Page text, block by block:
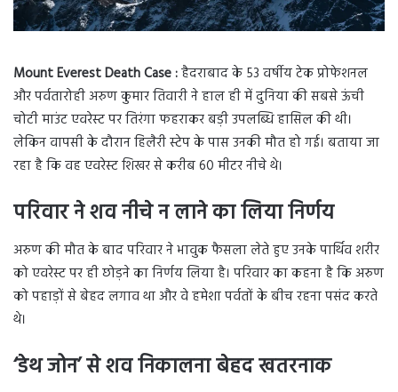
Mount Everest Death Case :हैदराबाद के 53 वर्षीय टेक प्रोफेशनल
और पर्वतारोही अरुण कुमार तिवारी ने हाल ही में दुनिया की सबसे ऊंची
चोटी माउंट एवरेस्ट पर तिरंगा फहराकर बड़ी उपलब्धि हासिल की थी।
लेकिन वापसी के दौरान हिलैरी स्टेप के पास उनकी मौत हो गई। बताया जा
रहा है कि वह एवरेस्ट शिखर से करीब 60 मीटर नीचे थे।
परिवार ने शव नीचे न लाने का लिया निर्णय
अरुण की मौत के बाद परिवार ने भावुक फैसला लेते हुए उनके पार्थिव शरीर
को एवरेस्ट पर ही छोड़ने का निर्णय लिया है। परिवार का कहना है कि अरुण
को पहाड़ों से बेहद लगाव था और वे हमेशा पर्वतों के बीच रहना पसंद करते
थे।
‘डेथ जोन’ से शव निकालना बेहद खतरनाक